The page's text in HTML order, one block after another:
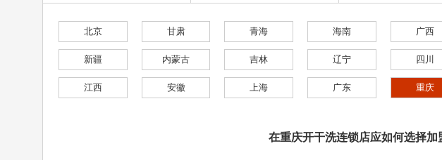
北京 甘肃 青海 海南 广西
新疆 内蒙古 吉林 辽宁 四川
江西 安徽 上海 广东 重庆
在重庆开干洗连锁店应如何选择加